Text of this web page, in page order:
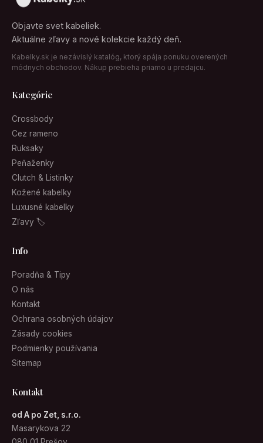
Objavte svet kabeliek.
Aktuálne zľavy a nové kolekcie každý deň.
Kabelky.sk je nezávislý katalóg, ktorý spája ponuku overených
módnych obchodov. Nákup prebieha priamo u predajcu.
Kategórie
Crossbody
Cez rameno
Ruksaky
Peňaženky
Clutch & Listinky
Kožené kabelky
Luxusné kabelky
Zľavy 🏷
Info
Poradňa & Tipy
O nás
Kontakt
Ochrana osobných údajov
Zásady cookies
Podmienky používania
Sitemap
Kontakt
od A po Zet, s.r.o.
Masarykova 22